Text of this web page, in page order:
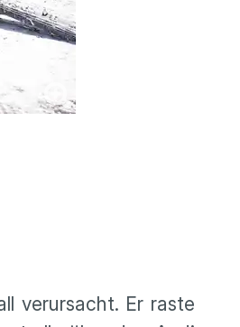
verursacht. Er raste